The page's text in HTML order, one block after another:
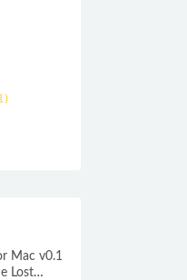
Mac v0.1
Lost